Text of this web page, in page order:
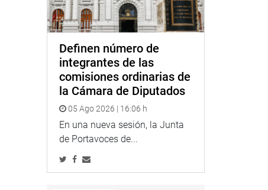
Definen número de
integrantes de las
comisiones ordinarias de
la Cámara de Diputados
05 Ago 2026 | 16:06 h
En una nueva sesión, la Junta
de Portavoces de...